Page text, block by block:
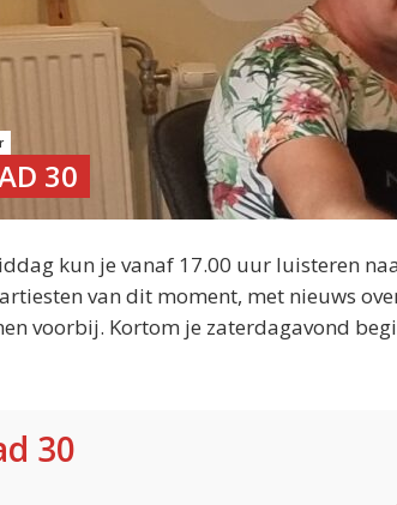
30
kun je vanaf 17.00 uur luisteren
van dit moment, met nieuws
voorbij. Kortom je zaterdagavond
30